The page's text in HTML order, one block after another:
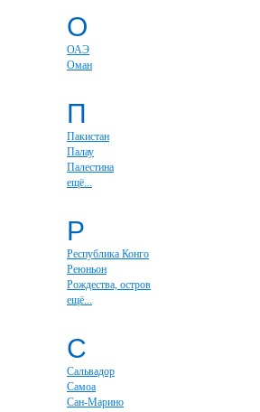
О
ОАЭ
Оман
П
Пакистан
Палау
Палестина
ещё...
Р
Республика Конго
Реюньон
Рождества, остров
ещё...
С
Сальвадор
Самоа
Сан-Марино